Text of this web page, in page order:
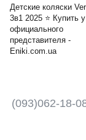
Детские коляски
3в1 2025 ⭐️ Купить у
официального
представителя -
Eniki.com.ua
(093)062-18-